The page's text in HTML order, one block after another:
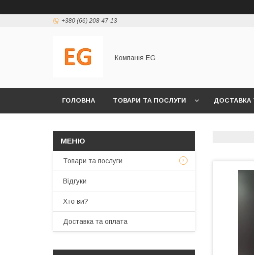
+380 (66) 208-47-13
Компанія EG
ГОЛОВНА ТОВАРИ ТА ПОСЛУГИ ДОСТАВКА
Товари та послуги
Відгуки
Хто ви?
Доставка та оплата